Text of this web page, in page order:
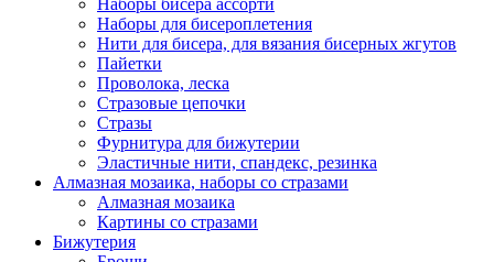
Наборы бисера ассорти
Наборы для бисероплетения
Нити для бисера, для вязания бисерных жгутов
Пайетки
Проволока, леска
Стразовые цепочки
Стразы
Фурнитура для бижутерии
Эластичные нити, спандекс, резинка
Алмазная мозаика, наборы со стразами
Алмазная мозаика
Картины co стразами
Бижутерия